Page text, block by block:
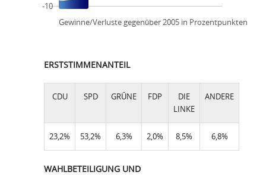
Gewinne/Verluste gegenüber 2005 in Prozentpunkten
-10
ERSTSTIMMENANTEIL
CDU SPD GRÜNE FDP
DIE
LINKE
ANDERE
23,2% 53,2% 6,3% 2,0% 8,5% 6,8%
WAHLBETEILIGUNG UND